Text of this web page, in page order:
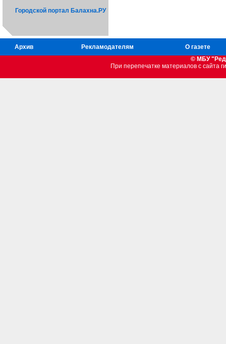
Городской портал Балахна.РУ
Архив Рекламодателям
О газете
© МБУ
При перепечатке материалов c сайта